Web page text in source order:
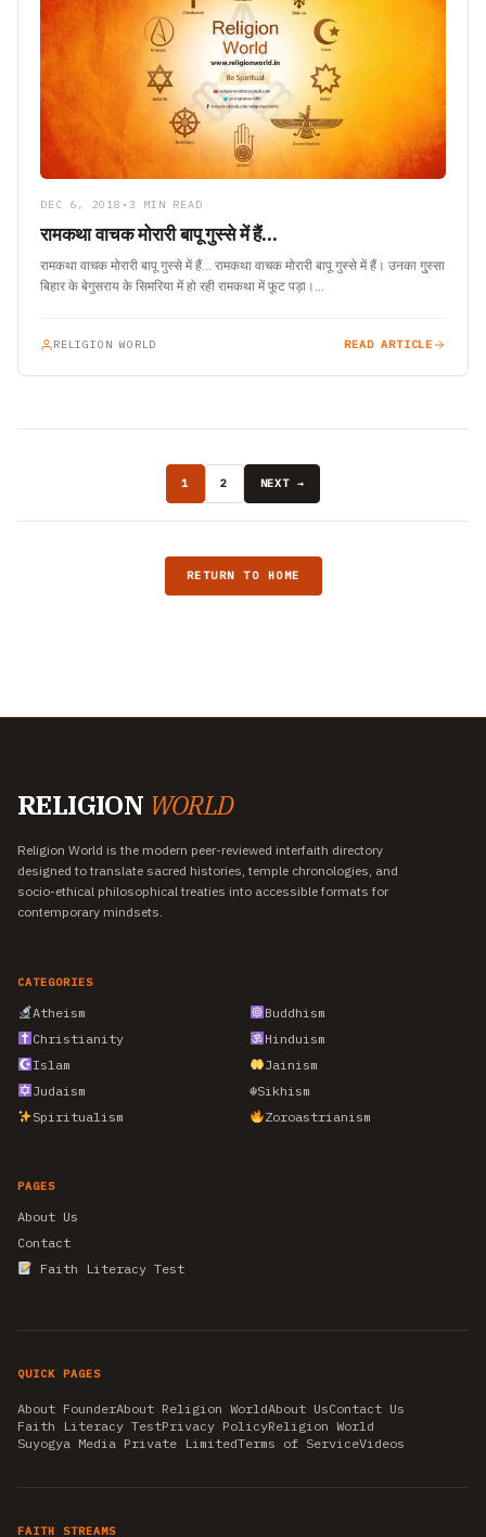
DEC 6, 2018 • 3 MIN READ
रामकथा वाचक मोरारी बापू गुस्से में हैं…
रामकथा वाचक मोरारी बापू गुस्से में हैं… रामकथा वाचक मोरारी बापू गुस्से में हैं। उनका गु्स्सा
बिहार के बेगुसराय के सिमरिया में हो रही रामकथा में फूट पड़ा।…
RELIGION WORLD READ ARTICLE
1 2 NEXT →
RETURN TO HOME
RELIGION WORLD
Religion World is the modern peer-reviewed interfaith directory
designed to translate sacred histories, temple chronologies, and
socio-ethical philosophical treaties into accessible formats for
contemporary mindsets.
CATEGORIES
Atheism
Buddhism
Christianity
Hinduism
Islam
Jainism
Judaism
☬Sikhism
Spiritualism
Zoroastrianism
PAGES
About Us
Contact
Faith Literacy Test
QUICK PAGES
About FounderAbout Religion WorldAbout UsContact Us
Faith Literacy TestPrivacy PolicyReligion World
Suyogya Media Private LimitedTerms of ServiceVideos
FAITH STREAMS